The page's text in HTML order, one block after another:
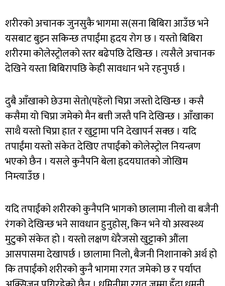
शरीरको अचानक जुनसुकै भागमा स(सना बिबिरा आउँछ भने
यसबाट बुझ्न सकिन्छ तपाईंमा हृदय रोग छ । यस्तो बिबिरा
शरीरमा कोलेस्ट्रोलको स्तर बढेपछि देखिन्छ । त्यसैले अचानक
देखिने यस्ता बिबिरापछि केही सावधान भने रहनुपर्छ ।
दुबै आँखाको छेउमा सेतो(पहेंलो चिप्रा जस्तो देखिन्छ । कसै
कसैमा यो चिप्रा जमेको मैन बत्ती जस्तै पनि देखिन्छ । आँखाका
साथै यस्तो चिप्रा हात र खुट्टामा पनि देखापर्न सक्छ । यदि
तपाईंमा यस्तो संकेत देखिए तपाईंको कोलेस्ट्रोल नियन्त्रण
भएको छैन । यसले कुनैपनि बेला हृदयघातको जोखिम
निम्त्याउँछ ।
यदि तपाईंको शरीरको कुनैपनि भागको छालामा नीलो वा बजैनी
रंगको देखिन्छ भने सावधान हुनुहोस्, किन भने यो अस्वस्थ्य
मुटुको संकेत हो । यस्तो लक्षण धेरैजसो खुट्टाको औंला
आसपासमा देखापर्छ । छालामा निलो, बैजनी निशानाको अर्थ हो
कि तपाईंको शरीरको कुनै भागमा रगत जमेको छ र पर्याप्त